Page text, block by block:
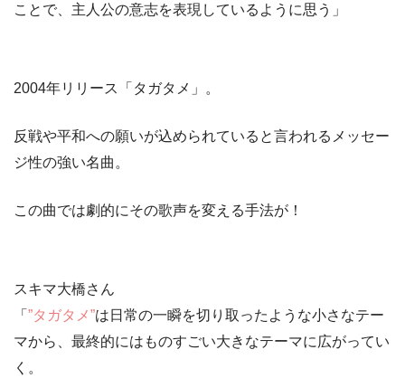
ことで、 主人公の意志を表現している ように思う」
2004年リリース 「タガタメ」 。
反戦や平和への願いが込められていると言われるメッセー
ジ性の強い名曲。
この曲では劇的にその歌声を変える手法が！
スキマ大橋さん
「 ”タガタメ”は日常の一瞬を切り取ったような小さなテー
マから、最終的には ものすごい大きなテーマに広がってい
く。